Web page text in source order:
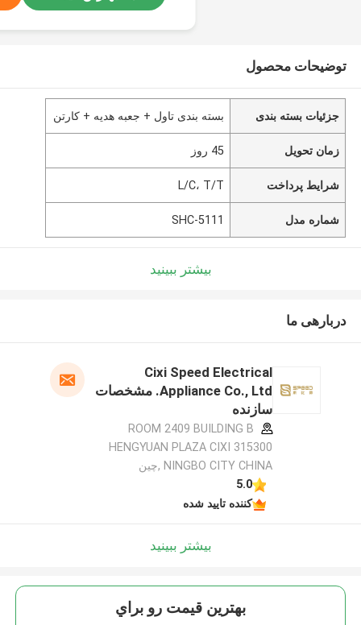
توضیحات محصول
جزئیات بسته بندی بسته بندی تاول + جعبه هدیه + کارتن
زمان تحویل 45 روز
شرایط پرداخت L/C، T/T
شماره مدل SHC-5111
بیشتر ببینید
دربارهی ما
Cixi Speed Electrical
Appliance Co., Ltd. مشخصات
سازنده
ROOM 2409 BUILDING B
HENGYUAN PLAZA CIXI 315300
NINGBO CITY CHINA ,چین
5.0
کننده تایید شده
بیشتر ببینید
بهترين قيمت رو براي